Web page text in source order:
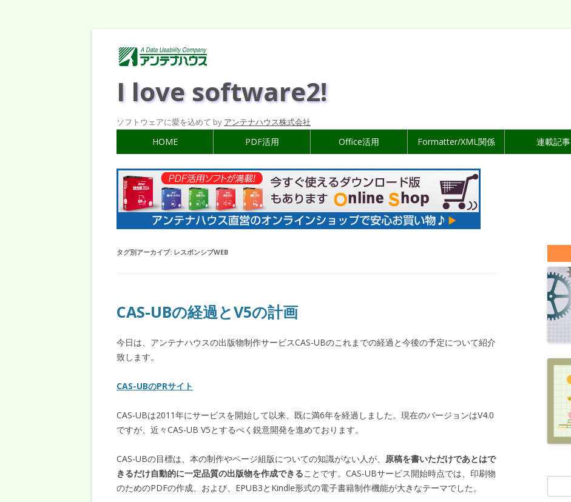
I love software2!
ソフトウェアに愛を込めて by アンテナハウス株式会社
HOME PDF活用 Office活用 Formatter/XML関係 連載記事
タグ別アーカイブ: レスポンシブWEB
CAS-UBの経過とV5の計画
今日は、アンテナハウスの出版物制作サービスCAS-UBのこれまでの経過と今後の予定について紹介
致します。
CAS-UBのPRサイト
CAS-UBは2011年にサービスを開始して以来、既に満6年を経過しました。現在のバージョンはV4.0
ですが、近々CAS-UB V5とするべく鋭意開発を進めております。
CAS-UBの目標は、本の制作やページ組版についての知識がない人が、 原稿を書いただけであとはで
きるだけ自動的に一定品質の出版物を作成できることです。CAS-UBサービス開始時点では、印刷物
のためのPDFの作成、および、EPUB3とKindle形式の電子書籍制作機能が大きなテーマでした。